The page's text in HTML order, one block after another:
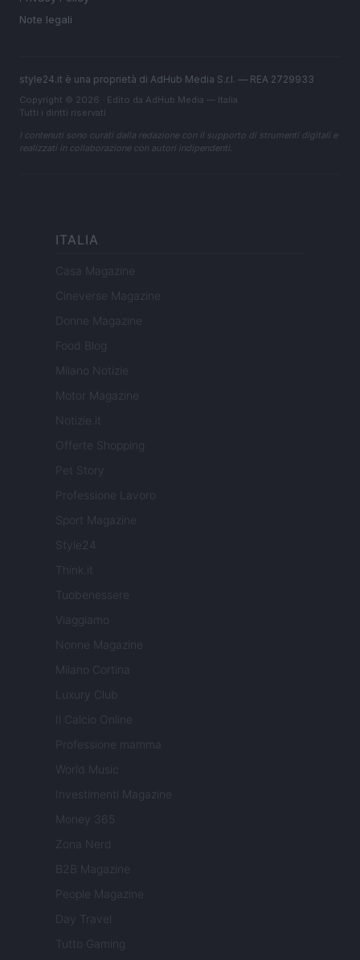
Note legali
style24.it è una proprietà di AdHub Media S.r.l. — REA 2729933
Copyright © 2026 · Edito da AdHub Media — Italia
Tutti i diritti riservati
I contenuti sono curati dalla redazione con il supporto di strumenti digitali e
realizzati in collaborazione con autori indipendenti.
ITALIA
Casa Magazine
Cineverse Magazine
Donne Magazine
Food Blog
Milano Notizie
Motor Magazine
Notizie.it
Offerte Shopping
Pet Story
Professione Lavoro
Sport Magazine
Style24
Think.it
Tuobenessere
Viaggiamo
Nonne Magazine
Milano Cortina
Luxury Club
Il Calcio Online
Professione mamma
World Music
Investimenti Magazine
Money 365
Zona Nerd
B2B Magazine
People Magazine
Day Travel
Tutto Gaming